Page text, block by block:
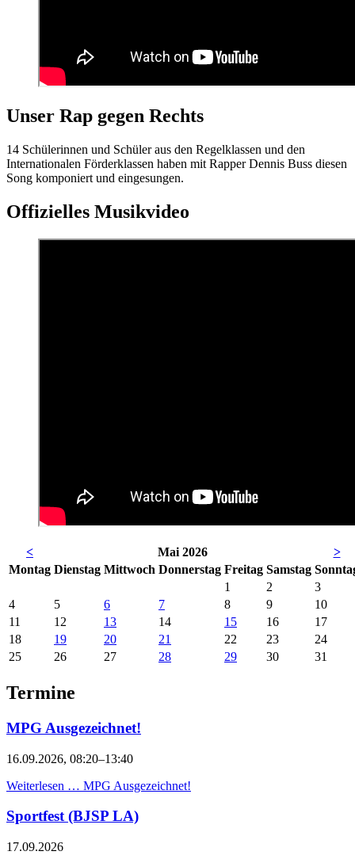
Unser Rap gegen Rechts
14 Schülerinnen und Schüler aus den Regelklassen und den
Internationalen Förderklassen haben mit Rapper Dennis Buss diesen
Song komponiert und eingesungen.
Offizielles Musikvideo
< Mai 2026
>
Montag Dienstag Mittwoch Donnerstag Freitag Samstag So
1
2
3
4
5 6 7 8 9
10
11
12 13 14 15 16
17
18
19 20 21 22 23
24
25
26 27 28 29 30 31
Termine
MPG Ausgezeichnet!
16.09.2026, 08:20–13:40
Weiterlesen … MPG Ausgezeichnet!
Sportfest (BJSP LA)
17.09.2026